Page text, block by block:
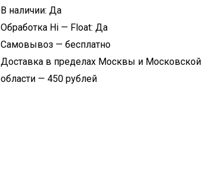
В наличии: Да
Обработка Hi — Float: Да
Самовывоз — бесплатно
Доставка в пределах Москвы и Московской
области — 450 рублей